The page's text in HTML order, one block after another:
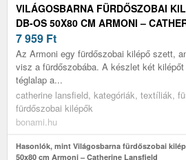
VILÁGOSBARNA FÜRDŐSZOBAI
DB-OS 50X80 CM ARMONI –
7 959 Ft
Az Armoni egy fürdőszobai kilépő szett,
visz a fürdőszobába. A készlet két
téglalap a...
catherine lansfield, kategóriák, textíliák,
fürdőszobai kilépők
bonami.hu
Hasonlók, mint Világosbarna fürdőszobai
50x80 cm Armoni – Catherine Lansfield